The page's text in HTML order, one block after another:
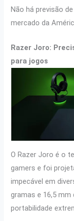
Não há previsão
mercado da
Razer Joro:
para jogos
O Razer Joro é o
gamers e foi
impecável em
gramas e 16,5 mm
portabilidade